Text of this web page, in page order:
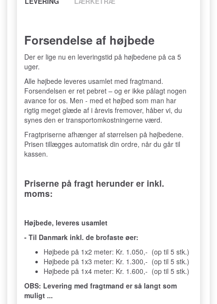
Forsendelse af højbede
Der er lige nu en leveringstid på højbedene på ca 5
uger.
Alle højbede leveres usamlet med fragtmand.
Forsendelsen er ret pebret – og er ikke pålagt nogen
avance for os. Men - med et højbed som man har
rigtig meget glæde af i årevis fremover, håber vi, du
synes den er transportomkostningerne værd.
Fragtpriserne afhænger af størrelsen på højbedene.
Prisen tillægges automatisk din ordre, når du går til
kassen.
Priserne på fragt herunder er inkl.
moms:
Højbede, leveres usamlet
- Til Danmark inkl. de brofaste øer:
Højbede på 1x2 meter: Kr. 1.050,- (op til 5 stk.)
Højbede på 1x3 meter: Kr. 1.300,- (op til 5 stk.)
Højbede på 1x4 meter: Kr. 1.600,- (op til 5 stk.)
OBS: Levering med fragtmand er så langt som
muligt ...